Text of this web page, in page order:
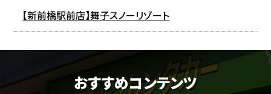
【新前橋駅前店】舞子スノーリゾート
おすすめコンテンツ